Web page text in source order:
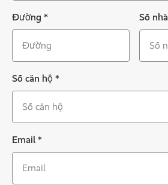
Đường * Số nhà
Số căn hộ *
Email *